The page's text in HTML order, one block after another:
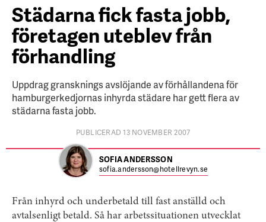
Städarna fick fasta jobb,
företagen uteblev från
förhandling
Uppdrag gransknings avslöjande av förhållandena för
hamburgerkedjornas inhyrda städare har gett flera av
städarna fasta jobb.
PUBLICERAD 13 NOVEMBER 2007
SOFIA ANDERSSON
sofia.andersson@hotellrevyn.se
Från inhyrd och underbetald till fast anställd och
avtalsenligt betald. Så har arbetssituationen utvecklat